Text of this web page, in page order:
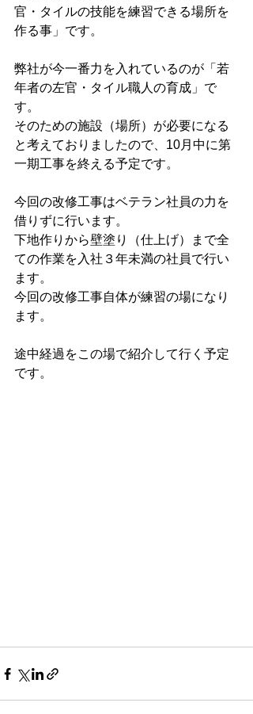
官・タイルの技能を練習できる場所を
作る事」です。
弊社が今一番力を入れているのが「若
年者の左官・タイル職人の育成」で
す。
そのための施設（場所）が必要になる
と考えておりましたので、10月中に第
一期工事を終える予定です。
今回の改修工事はベテラン社員の力を
借りずに行います。
下地作りから壁塗り（仕上げ）まで全
ての作業を入社３年未満の社員で行い
ます。
今回の改修工事自体が練習の場になり
ます。
途中経過をこの場で紹介して行く予定
です。